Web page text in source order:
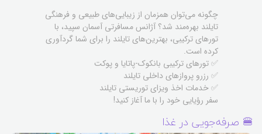
چگونه می‌توان همزمان از زیبایی‌های طبیعی و فرهنگی
تایلند بهره‌مند شد؟ آژانس مسافرتی آسمان سپید، با
تورهای ترکیبی، بهترین‌های تایلند را برای شما گردآوری
کرده است.
✅ تورهای ترکیبی بانکوک-پاتایا و پوکت
✅ رزرو پروازهای داخلی تایلند
✅ خدمات اخذ ویزای توریستی تایلند
سفر رؤیایی خود را با ما آغاز کنید!
🍔 صرفه‌جویی در غذا